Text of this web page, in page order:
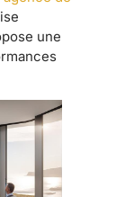
une